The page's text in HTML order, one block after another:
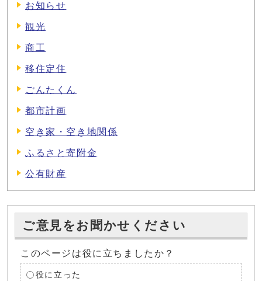
お知らせ
観光
商工
移住定住
ごんたくん
都市計画
空き家・空き地関係
ふるさと寄附金
公有財産
ご意見をお聞かせください
このページは役に立ちましたか？
役に立った